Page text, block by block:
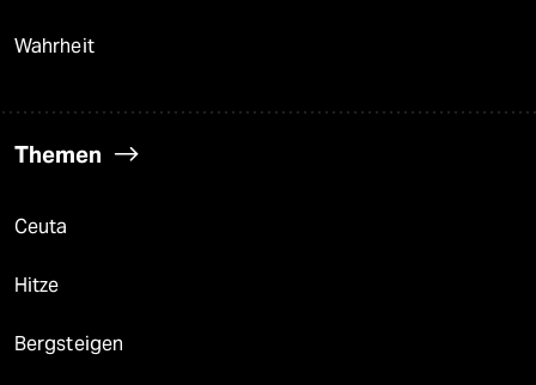
Wahrheit
Themen
Ceuta
Hitze
Bergsteigen